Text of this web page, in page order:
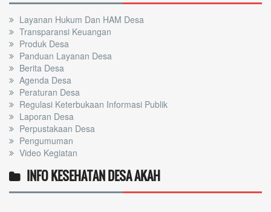
Layanan Hukum Dan HAM Desa
Transparansi Keuangan
Produk Desa
Panduan Layanan Desa
Berita Desa
Agenda Desa
Peraturan Desa
Regulasi Keterbukaan Informasi Publik
Laporan Desa
Perpustakaan Desa
Pengumuman
Video Kegiatan
INFO KESEHATAN DESA AKAH